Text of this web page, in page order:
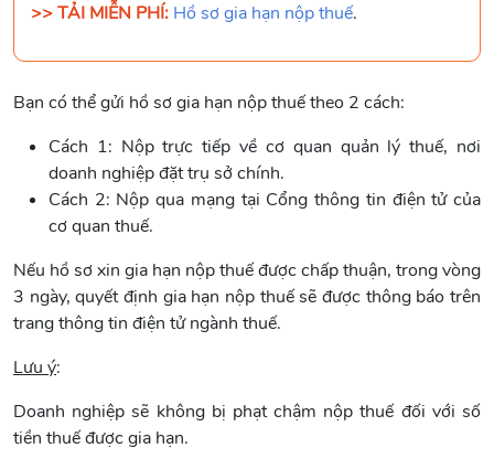
>> TẢI MIỄN PHÍ: Hồ sơ gia hạn nộp thuế.
Bạn có thể gửi hồ sơ gia hạn nộp thuế theo 2 cách:
Cách 1: Nộp trực tiếp về cơ quan quản lý thuế, nơi
doanh nghiệp đặt trụ sở chính.
Cách 2: Nộp qua mạng tại Cổng thông tin điện tử của
cơ quan thuế.
Nếu hồ sơ xin gia hạn nộp thuế được chấp thuận, trong vòng
3 ngày, quyết định gia hạn nộp thuế sẽ được thông báo trên
trang thông tin điện tử ngành thuế.
Lưu ý:
Doanh nghiệp sẽ không bị phạt chậm nộp thuế đối với số
tiền thuế được gia hạn.